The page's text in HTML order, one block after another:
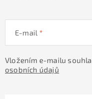
E-mail
Vložením e-mailu
osobních údajů